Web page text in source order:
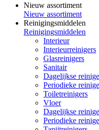
Nieuw assortiment
Nieuw assortiment
Reinigingsmiddelen
Reinigingsmiddelen
Interieur
Interieurreinigers
Glasreinigers
Sanitair
Dagelijkse
Periodieke
Toiletreinigers
Vloer
Dagelijkse
Periodieke